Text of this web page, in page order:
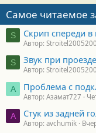
Самое читаемое
S Скрип спереди в
Автор:
S Звук при
Автор:
А Проблема с
Автор: Азамат727
A Стук из задней
Автор: avchumik